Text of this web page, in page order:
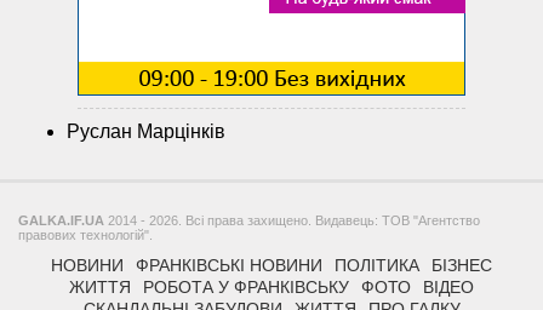
Руслан Марцінків
GALKA.IF.UA 2014 - 2026. Всі права захищено. Видавець: ТОВ "Агентство
правових технологій".
НОВИНИ ФРАНКІВСЬКІ НОВИНИ ПОЛІТИКА
БІЗНЕС
ЖИТТЯ
РОБОТА У ФРАНКІВСЬКУ ФОТО
ВІДЕО